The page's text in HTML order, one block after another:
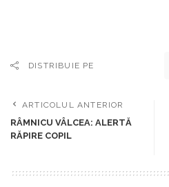
DISTRIBUIE PE
ARTICOLUL ANTERIOR
RÂMNICU VÂLCEA: ALERTĂ
RĂPIRE COPIL